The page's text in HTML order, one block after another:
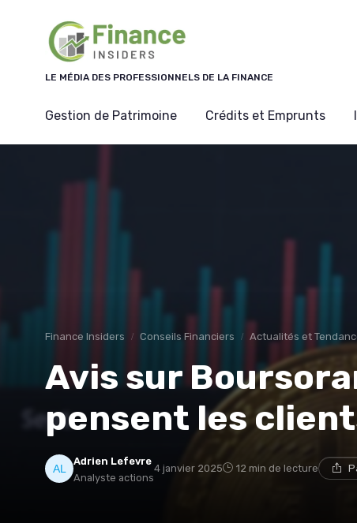
LE MÉDIA DES PROFESSIONNELS DE LA FINANCE
Gestion de Patrimoine Crédits et Emprunts
Finance Insiders Conseils Financiers Actualités et
Avis sur
pensent les
Adrien Lefevre
Analyste actions
4 janvier 2025 12 min de lecture